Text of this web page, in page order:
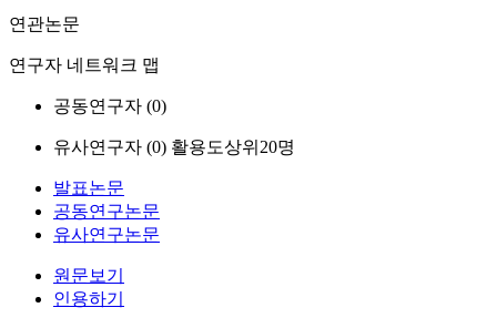
연관논문
연구자 네트워크 맵
공동연구자 (0)
유사연구자 (0) 활용도상위20명
발표논문
공동연구논문
유사연구논문
원문보기
인용하기